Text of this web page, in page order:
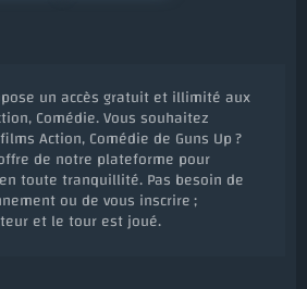
un accès gratuit et illimité aux
Comédie. Vous souhaitez
Action, Comédie de Guns Up ?
de notre plateforme pour
toute tranquillité. Pas besoin de
ou de vous inscrire ;
et le tour est joué.